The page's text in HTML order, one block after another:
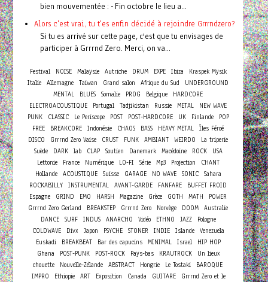
bien mouvementée : - Fin octobre le lieu a...
Alors c'est vrai, tu t'es enfin décidé à rejoindre Grrrndzero?
Si tu es arrivé sur cette page, c'est que tu envisages de
participer à Grrrnd Zero. Merci, on va...
Festival NOISE Malaysie Autriche DRUM EXPE Ibiza
Kraspek Mysik
Italie Allemagne Taiwan Grand salon Afrique du Sud
UNDERGROUND
MENTAL
BLUES Somalie PROG Belgique
HARDCORE
ELECTROACOUSTIQUE
Portugal Tadjikistan Russie METAL
NEW WAVE
PUNK
CLASSIC Le Periscope POST POST-HARDCORE UK Finlande
POP
FREE
BREAKCORE Indonésie CHAOS BASS HEAVY METAL Îles Féroé
DISCO
Grrrnd Zero Vaise CRUST FUNK AMBIANT WEIRDO
La triperie
Suède
DARK lab CLAP Soutien Danemark Macédoine ROCK
USA
Lettonie
France Numérique LO-FI Série Mp3 Projection
CHANT
Hollande
ACOUSTIQUE Suisse GARAGE NO WAVE SONIC
Sahara
ROCKABILLY INSTRUMENTAL AVANT-GARDE FANFARE
BUFFET FROID
Espagne
GRIND EMO HARSH Magazine Grèce GOTH MATH
POWER
Grrrnd Zero Gerland
BREAKSTEP Grrrnd Zero Norvège DOOM Australie
DANCE
SURF INDUS ANARCHO Vidéo ETHNO JAZZ
Pologne
COLDWAVE
Divx Japon PSYCHE STONER INDIE Islande
Venezuela
Euskadi
BREAKBEAT Bar des capucins MINIMAL Israel
HIP HOP
Ghana
POST-PUNK POST-ROCK Pays-bas KRAUTROCK
Un lieux
chouette
Nouvelle-Zélande ABSTRACT Hongrie Le Tostaki
BAROQUE
IMPRO
Ethiopie ART Exposition Canada GUITARE
Grrrnd Zero et le